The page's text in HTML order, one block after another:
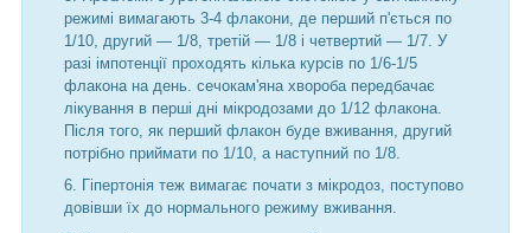
режимі вимагають 3-4 флакони, де перший п'ється по
1/10, другий — 1/8, третій — 1/8 і четвертий — 1/7. У
разі імпотенції проходять кілька курсів по 1/6-1/5
флакона на день. сечокам'яна хвороба передбачає
лікування в перші дні мікродозами до 1/12 флакона.
Після того, як перший флакон буде вживання, другий
потрібно приймати по 1/10, а наступний по 1/8.
Гіпертонія теж вимагає почати з мікродоз, поступово
довівши їх до нормального режиму вживання.